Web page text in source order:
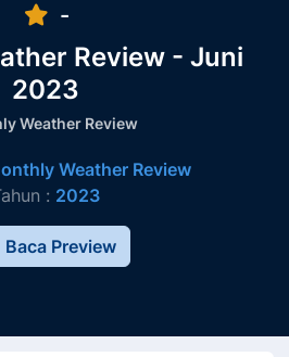
-
Review - Juni
2023
Weather Review
Weather Review
: 2023
Baca Preview